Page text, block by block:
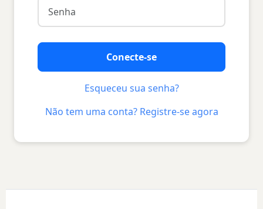
Conecte-se
Esqueceu sua senha?
Não tem uma conta? Registre-se agora